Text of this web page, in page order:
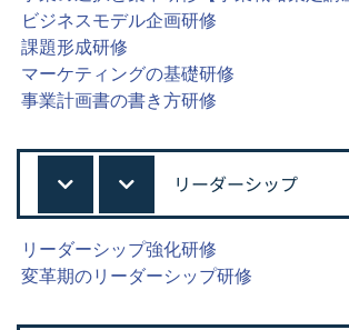
ビジネスモデル企画研修
課題形成研修
マーケティングの基礎研修
事業計画書の書き方研修
リーダーシップ
リーダーシップ強化研修
変革期のリーダーシップ研修